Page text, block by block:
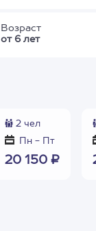
Возраст
от 6 лет
2 чел
Пн - Пт
20 150 ₽